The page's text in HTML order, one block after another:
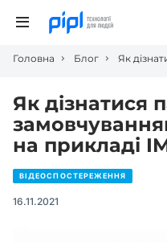
Головна Блог Як
Як дізнатися
на прикладі
ВІДЕОСПОСТЕРЕЖЕННЯ
16.11.2021